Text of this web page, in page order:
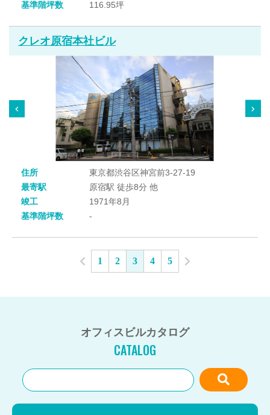
基準階坪数
116.95坪
クレオ原宿本社ビル
住所
東京都渋谷区神宮前3-27-19
最寄駅
原宿駅 徒歩8分 他
竣工
1971年8月
基準階坪数
-
1 2 3 4 5
オフィスビルカタログ
CATALOG